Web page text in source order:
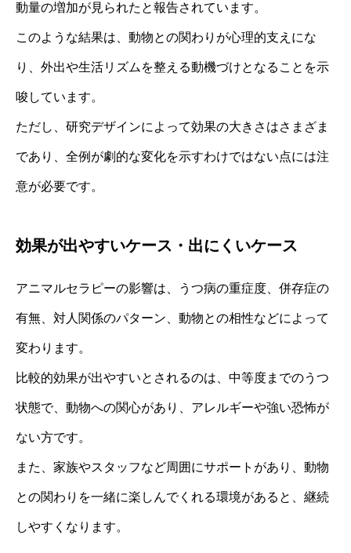
動量の増加が見られたと報告されています。
このような結果は、動物との関わりが心理的支えにな
り、外出や生活リズムを整える動機づけとなることを示
唆しています。
ただし、研究デザインによって効果の大きさはさまざま
であり、全例が劇的な変化を示すわけではない点には注
意が必要です。
効果が出やすいケース・出にくいケース
アニマルセラピーの影響は、うつ病の重症度、併存症の
有無、対人関係のパターン、動物との相性などによって
変わります。
比較的効果が出やすいとされるのは、中等度までのうつ
状態で、動物への関心があり、アレルギーや強い恐怖が
ない方です。
また、家族やスタッフなど周囲にサポートがあり、動物
との関わりを一緒に楽しんでくれる環境があると、継続
しやすくなります。